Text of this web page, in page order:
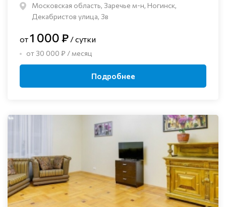
Московская область, Заречье м-н, Ногинск, ​
Декабристов улица, 3в
от1 000 ₽ / сутки
от 30 000 ₽ / месяц
Подробнее